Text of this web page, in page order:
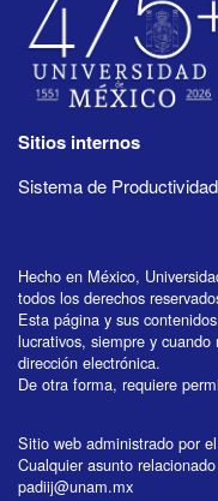
Sitios internos
Sistema de
Hecho en México,
todos los derechos
Esta página y sus
lucrativos, siempre y
dirección electrónica.
De otra forma, requiere
Sitio web administrado por
Cualquier asunto
padiij@unam.mx